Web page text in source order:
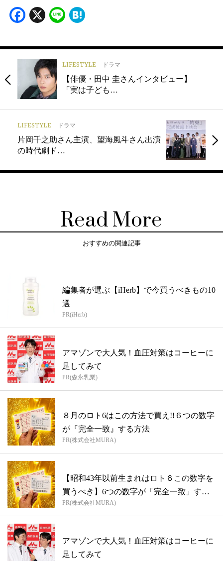
Facebook
X Line
LIFESTYLE ドラマ
【俳優・田中 圭さんインタビュー】
「実は子ども…
LIFESTYLE ドラマ
片岡千之助さん主演、望海風斗さん出演
の時代劇ド…
Read More
おすすめの関連記事
編集者が選ぶ【iHerb】で今買うべきもの10
選
PR(iHerb)
アマゾンで大人気！血圧対策はコーヒーに
足してみて
PR(森永乳業)
８月のロト6はこの方法で買え!!６つの数字
が『完全一致』する方法
PR(株式会社MURA)
【昭和43年以前生まれはロト６この数字を
買うべき】6つの数字が「完全一致」する
方...
PR(株式会社MURA)
アマゾンで大人気！血圧対策はコーヒーに
足してみて